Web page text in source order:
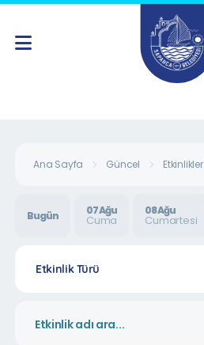
Ana Sayfa Güncel Etkinlikler
Bugün 07 Ağu
Cuma
08 Ağu
Cumartesi
Etkinlik Türü